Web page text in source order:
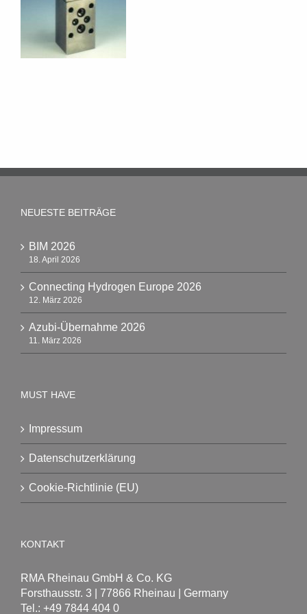
NEUESTE BEITRÄGE
BIM 2026
18. April 2026
Connecting Hydrogen Europe 2026
12. März 2026
Azubi-Übernahme 2026
11. März 2026
MUST HAVE
Impressum
Datenschutzerklärung
Cookie-Richtlinie (EU)
KONTAKT
RMA Rheinau GmbH & Co. KG
Forsthausstr. 3 | 77866 Rheinau | Germany
Tel.: +49 7844 404 0